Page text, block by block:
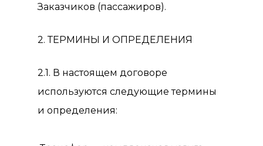
Заказчиков (пассажиров).
2. ТЕРМИНЫ И ОПРЕДЕЛЕНИЯ
2.1. В настоящем договоре
используются следующие термины
и определения: